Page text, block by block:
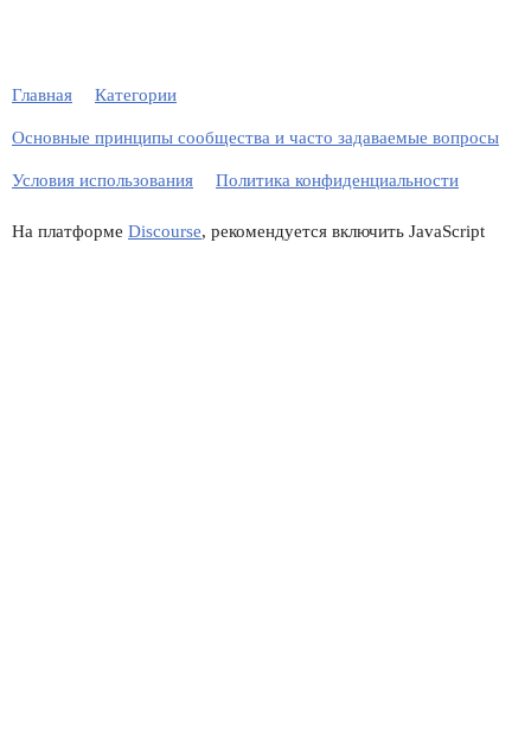
Главная Категории
Основные принципы сообщества и часто задаваемые вопросы
Условия использования Политика конфиденциальности
На платформе Discourse, рекомендуется включить JavaScript